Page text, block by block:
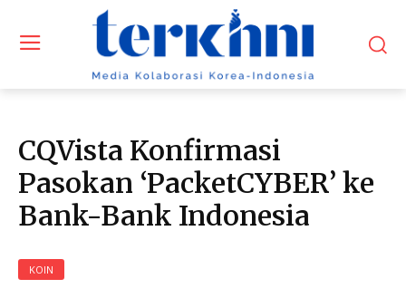
CQVista Konfirmasi
Pasokan ‘PacketCYBER’ ke
Bank-Bank Indonesia
KOIN